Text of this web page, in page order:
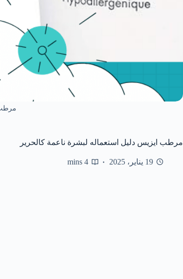
مرطب ايزيس دليل استعماله لبشرة ناعمة كالحرير
19 يناير، 2025 4 mins